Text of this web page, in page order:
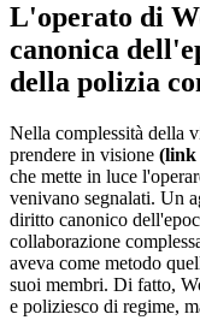
L'operato di
canonica
della polizia
Nella complessità della
prendere in visione (link
che mette in luce
venivano segnalati. Un
diritto canonico
collaborazione
aveva come metodo
suoi membri. Di fatto,
e poliziesco di regime,